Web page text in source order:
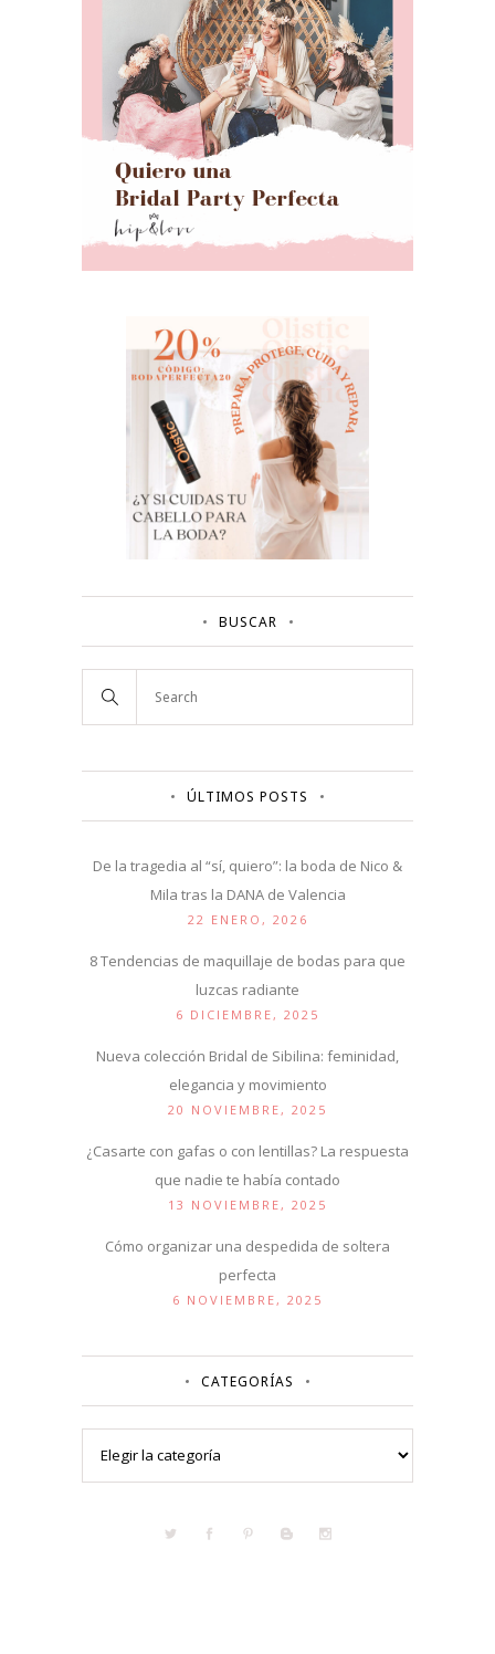
BUSCAR
ÚLTIMOS POSTS
De la tragedia al “sí, quiero”: la boda de Nico &
Mila tras la DANA de Valencia
22 ENERO, 2026
8 Tendencias de maquillaje de bodas para que
luzcas radiante
6 DICIEMBRE, 2025
Nueva colección Bridal de Sibilina: feminidad,
elegancia y movimiento
20 NOVIEMBRE, 2025
¿Casarte con gafas o con lentillas? La respuesta
que nadie te había contado
13 NOVIEMBRE, 2025
Cómo organizar una despedida de soltera
perfecta
6 NOVIEMBRE, 2025
CATEGORÍAS